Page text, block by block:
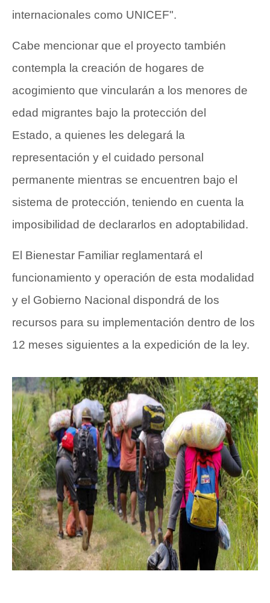
internacionales como UNICEF".
Cabe mencionar que el proyecto también
contempla la creación de hogares de
acogimiento que vincularán a los menores de
edad migrantes bajo la protección del
Estado, a quienes les delegará la
representación y el cuidado personal
permanente mientras se encuentren bajo el
sistema de protección, teniendo en cuenta la
imposibilidad de declararlos en adoptabilidad.
El Bienestar Familiar reglamentará el
funcionamiento y operación de esta modalidad
y el Gobierno Nacional dispondrá de los
recursos para su implementación dentro de los
12 meses siguientes a la expedición de la ley.